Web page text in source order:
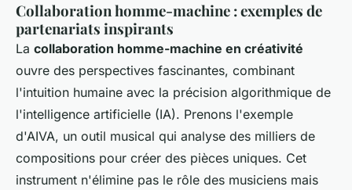
Collaboration homme-machine : exemples de
partenariats inspirants
La collaboration homme-machine en créativité
ouvre des perspectives fascinantes, combinant
l'intuition humaine avec la précision algorithmique de
l'intelligence artificielle (IA). Prenons l'exemple
d'AIVA, un outil musical qui analyse des milliers de
compositions pour créer des pièces uniques. Cet
instrument n'élimine pas le rôle des musiciens mais